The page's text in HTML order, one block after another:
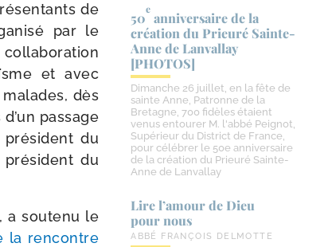
de
par le
et avec
dès
pas­sage
pré­sident du
pré­sident du
a sou­te­nu le
la ren­contre
50
e
anniversaire de la
création du Prieuré Sainte-​
Anne de Lanvallay
[PHOTOS]
Dimanche 26 juillet, en la fête de
sainte Anne, Patronne de la
Bretagne, 700 fidèles étaient
venus entourer M. l'abbé Peignot,
Supérieur du District de France,
pour célébrer le 50e anniversaire
de la création du Prieuré Sainte-
Anne de Lanvallay
Lire l’amour de Dieu
pour nous
ABBÉ FRANÇOIS DELMOTTE